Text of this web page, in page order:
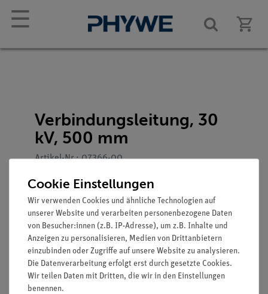
☰
Verbindungsleitung, 30
kV, 500 mm
Artikel-Nr.: 07366-00
Funktion und Verwendung
Hochspannungsleitung mit 4 mm Steckern, zu
Cookie Einstellungen
Wir verwenden Cookies und ähnliche Technologien auf
unserer Website und verarbeiten personenbezogene Daten
von Besucher:innen (z.B. IP-Adresse), um z.B. Inhalte und
Anzeigen zu personalisieren, Medien von Drittanbietern
einzubinden oder Zugriffe auf unsere Website zu analysieren.
Die Datenverarbeitung erfolgt erst durch gesetzte Cookies.
Wir teilen Daten mit Dritten, die wir in den Einstellungen
benennen.